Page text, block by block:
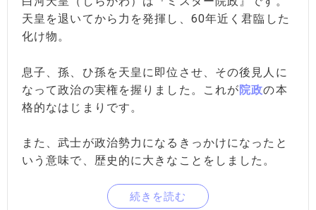
天皇を退いてから力を発揮し、60年近く君臨した
化け物。
息子、孫、ひ孫を天皇に即位させ、その後見人に
なって政治の実権を握りました。これが院政の本
格的なはじまりです。
また、武士が政治勢力になるきっかけになったと
いう意味で、歴史的に大きなことをしました。
続きを読む